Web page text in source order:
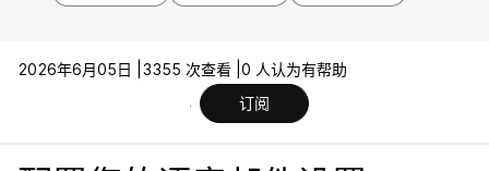
2026年6月05日 | 3355 次查看 | 0 人认为有帮助
订阅